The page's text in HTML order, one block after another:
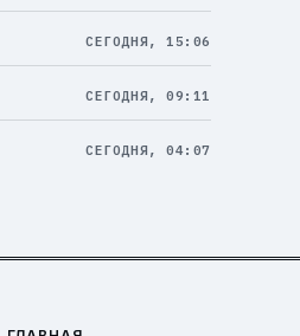
СЕГОДНЯ, 15:06
СЕГОДНЯ, 09:11
СЕГОДНЯ, 04:07